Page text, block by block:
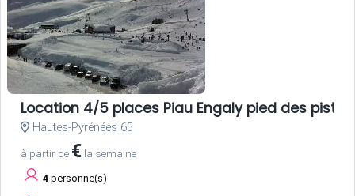
Location 4/5 places Piau Engaly pied des pistes
Hautes-Pyrénées 65
à partir de € la semaine
4 personne(s)